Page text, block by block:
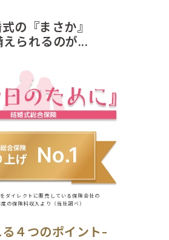
の『まさか』
えられるのが...
ダイレクトに販売している保険会社の
の保険料収入より（当社調べ）
４つのポイント-